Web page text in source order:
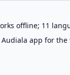
offline; 11
app for